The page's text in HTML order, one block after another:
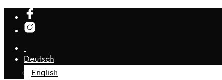
Deutsch
English